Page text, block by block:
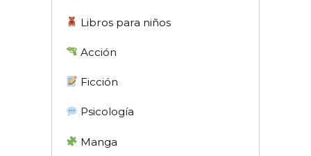
Libros para niños
Acción
Ficción
Psicología
Manga